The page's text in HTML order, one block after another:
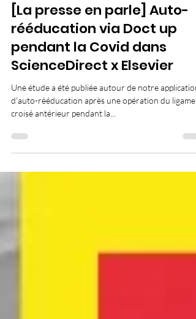
Jun 15, 2022
1 min read
[La presse en parle] Auto-
rééducation via Doct up
pendant la Covid dans
ScienceDirect x Elsevier
Une étude a été publiée autour de notre application
croisé antérieur pendant la...